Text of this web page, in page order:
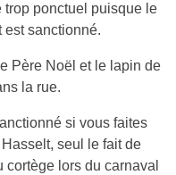
trop ponctuel puisque le
est sanctionné.
Père Noël et le lapin de
la rue.
si vous faites
seul le fait de
lors du carnaval